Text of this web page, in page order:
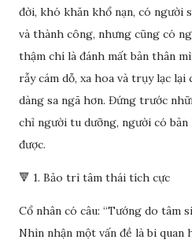
đời, khó khăn khổ nạn, có người
và thành công, nhưng cũng có
thậm chí là đánh mất bản thân
rẫy cám dỗ, xa hoa và trụy lạc
dàng sa ngã hơn. Đứng trước
chỉ người tu dưỡng, người có
được.
🔻 1. Bảo trì tâm thái tích cực
Cổ nhân có câu: “Tướng do tâm
Nhìn nhận một vấn đề là bi quan